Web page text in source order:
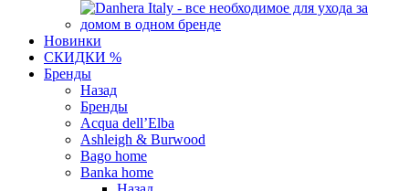
Новинки
СКИДКИ %
Бренды
Назад
Бренды
Acqua dell’Elba
Ashleigh & Burwood
Bago home
Banka home